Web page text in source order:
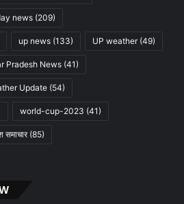
news (209)
up news (133) UP weather(49)
Pradesh News (41)
Update (54)
world-cup-2023 (41)
समाचार(85)